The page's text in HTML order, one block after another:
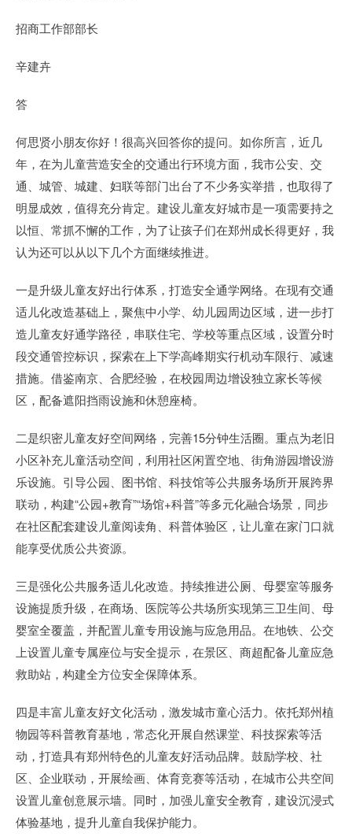
招商工作部部长
辛建卉
答
何思贤小朋友你好！很高兴回答你的提问。如你所言，近几
年，在为儿童营造安全的交通出行环境方面，我市公安、交
通、城管、城建、妇联等部门出台了不少务实举措，也取得了
明显成效，值得充分肯定。建设儿童友好城市是一项需要持之
以恒、常抓不懈的工作，为了让孩子们在郑州成长得更好，我
认为还可以从以下几个方面继续推进。
一是升级儿童友好出行体系，打造安全通学网络。在现有交通
适儿化改造基础上，聚焦中小学、幼儿园周边区域，进一步打
造儿童友好通学路径，串联住宅、学校等重点区域，设置分时
段交通管控标识，探索在上下学高峰期实行机动车限行、减速
措施。借鉴南京、合肥经验，在校园周边增设独立家长等候
区，配备遮阳挡雨设施和休憩座椅。
二是织密儿童友好空间网络，完善15分钟生活圈。重点为老旧
小区补充儿童活动空间，利用社区闲置空地、街角游园增设游
乐设施。引导公园、图书馆、科技馆等公共服务场所开展跨界
联动，构建“公园+教育”“场馆+科普”等多元化融合场景，同步
在社区配套建设儿童阅读角、科普体验区，让儿童在家门口就
能享受优质公共资源。
三是强化公共服务适儿化改造。持续推进公厕、母婴室等服务
设施提质升级，在商场、医院等公共场所实现第三卫生间、母
婴室全覆盖，并配置儿童专用设施与应急用品。在地铁、公交
上设置儿童专属座位与安全提示，在景区、商超配备儿童应急
救助站，构建全方位安全保障体系。
四是丰富儿童友好文化活动，激发城市童心活力。依托郑州植
物园等科普教育基地，常态化开展自然课堂、科技探索等活
动，打造具有郑州特色的儿童友好活动品牌。鼓励学校、社
区、企业联动，开展绘画、体育竞赛等活动，在城市公共空间
设置儿童创意展示墙。同时，加强儿童安全教育，建设沉浸式
体验基地，提升儿童自我保护能力。